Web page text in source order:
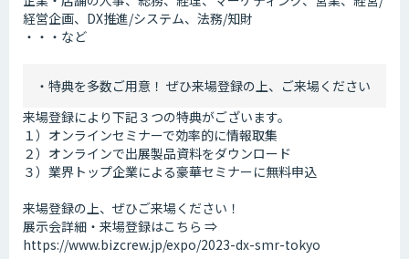
経営企画、DX推進/システム、法務/知財
・・・など
・特典を多数ご用意！ ぜひ来場登録の上、ご来場ください
来場登録により下記３つの特典がございます。
１）オンラインセミナーで効率的に情報取集
２）オンラインで出展製品資料をダウンロード
３）業界トップ企業による豪華セミナーに無料申込
来場登録の上、ぜひご来場ください！
展示会詳細・来場登録はこちら ⇒
https://www.bizcrew.jp/expo/2023-dx-smr-tokyo